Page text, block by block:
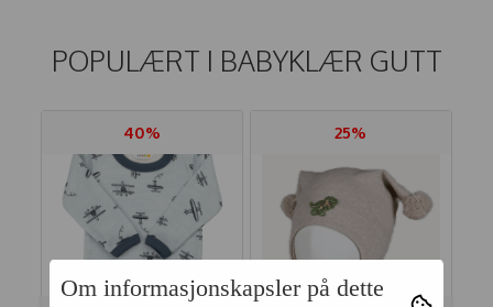
POPULÆRT I BABYKLÆR GUTT
40% 25%
Om informasjonskapsler på dette